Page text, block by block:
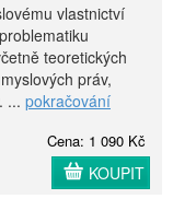
vlastnictví
teoretických
práv,
... pokračování
Cena: 1 090 Kč
KOUPIT